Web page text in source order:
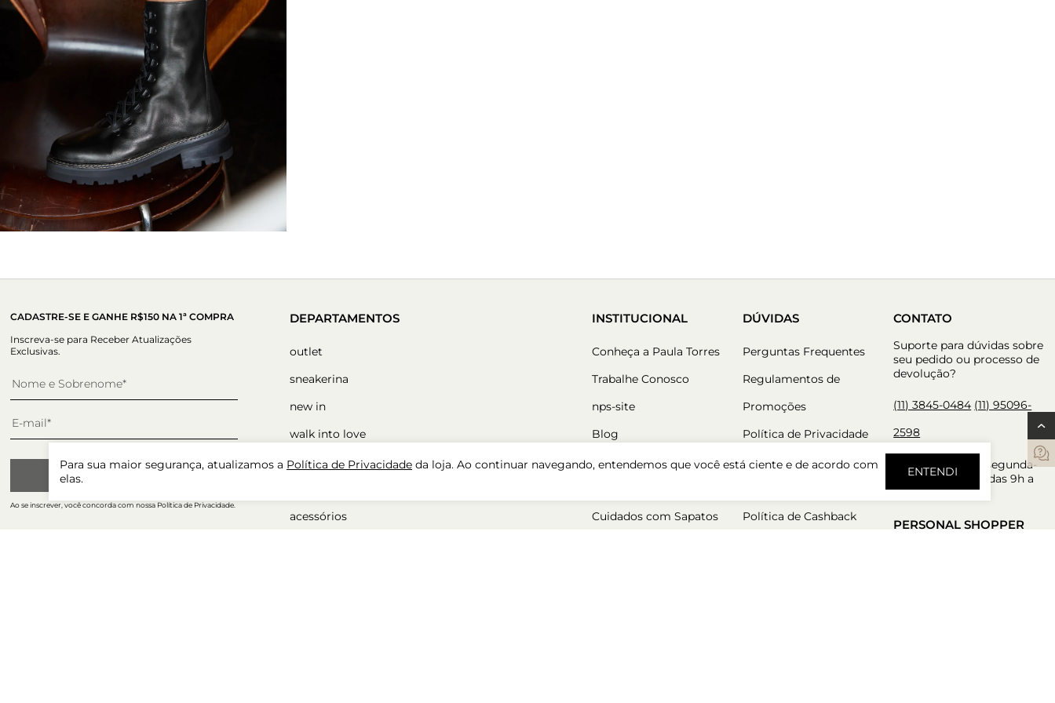
Para sua maior segurança, atualizamos a Política de Privacidade da loja. Ao continuar navegando, entendemos que você está ciente e de acordo com
elas.
ENTENDI
CADASTRE-SE E GANHE R$150 NA 1ª COMPRA
Inscreva-se para Receber Atualizações
Exclusivas.
CADASTRAR
Ao se inscrever, você concorda com nossa Política de Privacidade.
DEPARTAMENTOS
outlet
sneakerina
new in
walk into love
sapatos
acessórios
INSTITUCIONAL
Conheça a Paula Torres
Trabalhe Conosco
nps-site
Blog
Nossas Lojas
Cuidados com Sapatos
DÚVIDAS
Perguntas Frequentes
Regulamentos de
Promoções
Política de Privacidade
Trocas e Devoluções
Política de Cashback
CONTATO
Suporte para dúvidas sobre
seu pedido ou processo de
devolução?
(11) 3845-0484 (11) 95096-
2598
Atendimento de segunda-
feira a sexta-feira das 9h a
18h.
PERSONAL SHOPPER